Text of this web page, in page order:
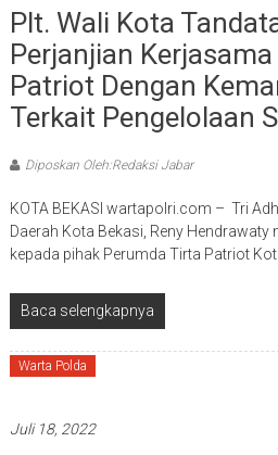
Plt. Wali Kota
Perjanjian
Patriot Dengan
Terkait Pengelolaan
Diposkan Oleh:Redaksi Jabar
KOTA BEKASI wartapolri.com – Tri
Daerah Kota Bekasi, Reny
kepada pihak Perumda Tirta Patriot
Baca selengkapnya
Warta Polda
Juli 18, 2022